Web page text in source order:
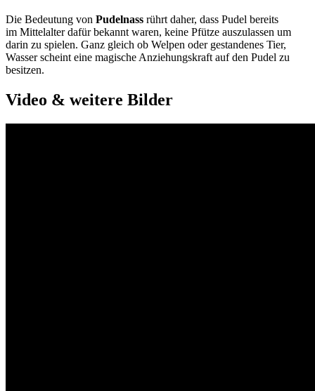
Die Bedeutung von Pudelnass rührt daher, dass Pudel bereits
im Mittelalter dafür bekannt waren, keine Pfütze auszulassen um
darin zu spielen. Ganz gleich ob Welpen oder gestandenes Tier,
Wasser scheint eine magische Anziehungskraft auf den Pudel zu
besitzen.
Video & weitere Bilder